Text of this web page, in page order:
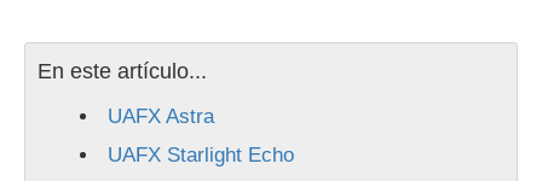
En este artículo...
UAFX Astra
UAFX Starlight Echo